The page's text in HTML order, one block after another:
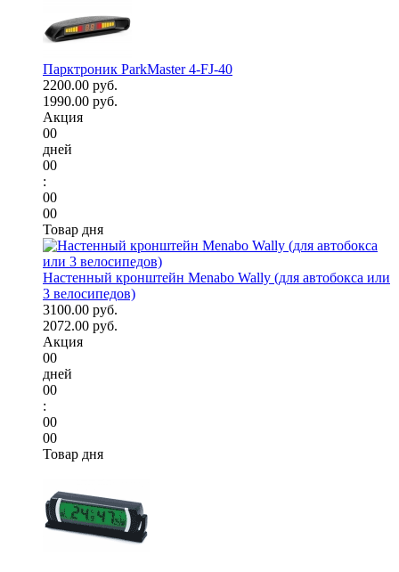
Парктроник ParkMaster 4-FJ-40
2200.00 руб.
1990.00 руб.
Акция
00
дней
00
:
00
00
Товар дня
Настенный кронштейн Menabo Wally (для автобокса или
3 велосипедов)
3100.00 руб.
2072.00 руб.
Акция
00
дней
00
:
00
00
Товар дня